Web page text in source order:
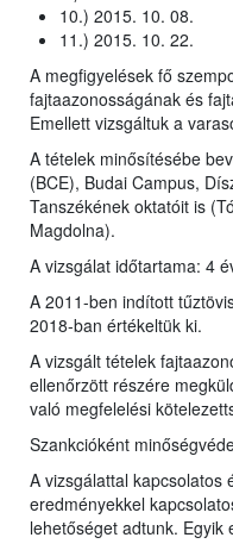
10.) 2015. 10. 08.
11.) 2015. 10. 22.
A megfigyelések fő
fajtaazonosságának és
Emellett vizsgáltuk a
A tételek minősítésébe
(BCE), Budai Campus,
Tanszékének oktatóit is
Magdolna).
A vizsgálat időtartama: 4
A 2011-ben indított
2018-ban értékeltük ki.
A vizsgált tételek
ellenőrzött részére
való megfelelési
Szankcióként
A vizsgálattal kapcsolatos
eredményekkel
lehetőséget adtunk. Egyik